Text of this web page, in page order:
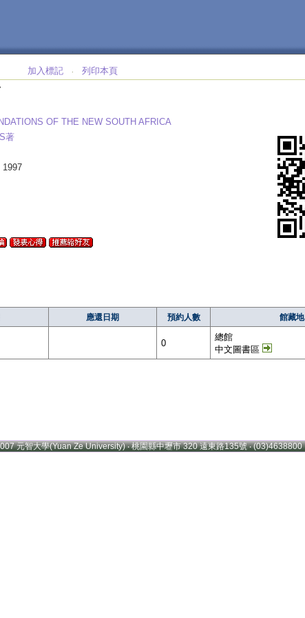
加入標記 ‧
列印本頁
OF THE NEW SOUTH AFRICA
著
1997
應還日期 預約人數 館藏地
0
總館
中文圖書區
元智大學(Yuan Ze University) ‧ 桃園縣中壢市 320 遠東路135號 ‧ (03)4638800